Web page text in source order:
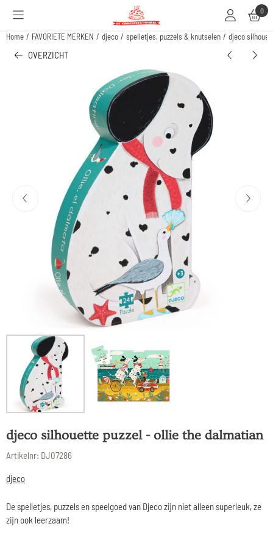
Cookievoorkeuren zijn beschikbaar. Kies instellingen of sta alle cookies toe.0
Home / FAVORIETE MERKEN / djeco / spelletjes, puzzels & knutselen / djeco
OVERZICHT
djeco silhouette puzzel - ollie the dalmatian
Artikelnr: DJ07286
djeco
De spelletjes, puzzels en speelgoed van Djeco zijn niet alleen superleuk, ze
zijn ook leerzaam!